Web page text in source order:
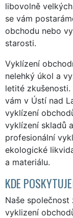
libovolně
se vám
obchodu nebo
starosti.
Vyklízení
nelehký úkol a
letité
vám v Ústí nad
vyklízení
vyklízení skladů
profesionální
ekologické
a materiálu.
KDE
Naše
vyklizení